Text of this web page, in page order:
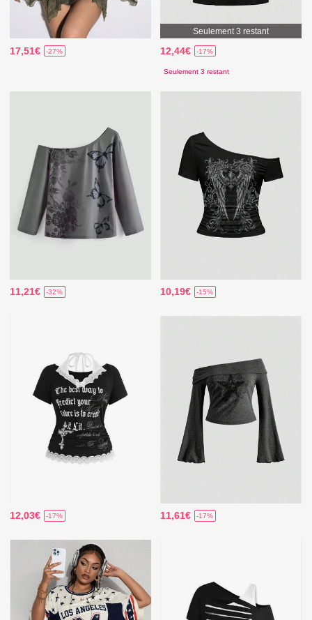
17,51€ -27%
Seulement 3 restant
12,44€ -17%
Seulement 3 restant
11,21€ -32% 10,19€ -15%
12,03€ -17% 11,61€ -17%